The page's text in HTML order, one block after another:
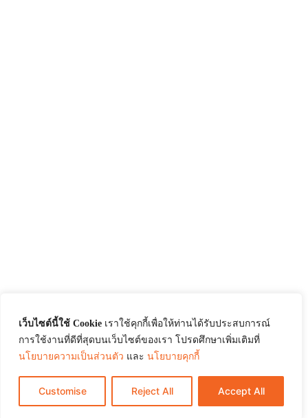
เว็บไซต์นี้ใช้ Cookie เราใช้คุกกี้เพื่อให้ท่านได้รับประสบการณ์
การใช้งานที่ดีที่สุดบนเว็บไซต์ของเรา โปรดศึกษาเพิ่มเติมที่
นโยบายความเป็นส่วนตัว และ นโยบายคุกกี้
Customise Reject All Accept All